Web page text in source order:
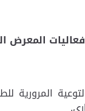
المعرض
المرورية